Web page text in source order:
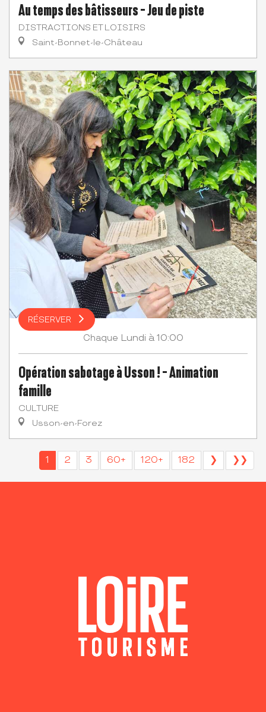
Au temps des bâtisseurs - Jeu de piste
DISTRACTIONS ET LOISIRS
Saint-Bonnet-le-Château
RÉSERVER
Chaque Lundi à 10:00
Opération sabotage à Usson ! - Animation
famille
CULTURE
Usson-en-Forez
1 2 3 60+ 120+ 182 ❯ ❯❯